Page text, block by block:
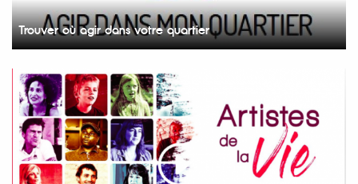
Trouver où agir dans votre quartier